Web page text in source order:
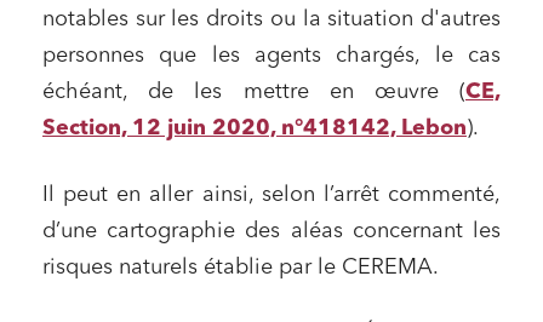
notables sur les droits ou la situation d'autres
personnes que les agents chargés, le cas
échéant, de les mettre en œuvre (CE,
Section, 12 juin 2020, n°418142, Lebon).
Il peut en aller ainsi, selon l’arrêt commenté,
d’une cartographie des aléas concernant les
risques naturels établie par le CEREMA.